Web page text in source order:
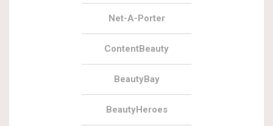
Net-A-Porter
ContentBeauty
BeautyBay
BeautyHeroes